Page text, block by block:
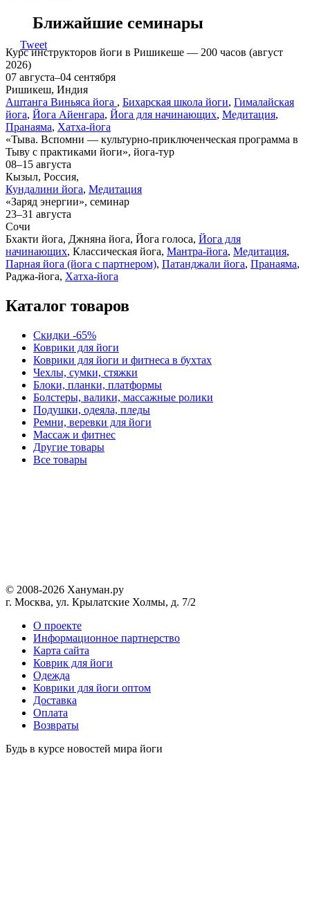
Tweet
Ближайшие семинары
Курс инструкторов йоги в Ришикеше — 200 часов (август
2026)
07 августа–04 сентября
Ришикеш, Индия
Аштанга Виньяса йога , Бихарская школа йоги, Гималайская
йога, Йога Айенгара, Йога для начинающих, Медитация,
Пранаяма, Хатха-йога
«Тыва. Вспомни — культурно-приключенческая программа в
Тыву с практиками йоги», йога-тур
08–15 августа
Кызыл, Россия,
Кундалини йога, Медитация
«Заряд энергии», семинар
23–31 августа
Сочи
Бхакти йога, Джняна йога, Йога голоса, Йога для
начинающих, Классическая йога, Мантра-йога, Медитация,
Парная йога (йога с партнером), Патанджали йога, Пранаяма,
Раджа-йога, Хатха-йога
Каталог товаров
Скидки -65%
Коврики для йоги
Коврики для йоги и фитнеса в бухтах
Чехлы, сумки, стяжки
Блоки, планки, платформы
Болстеры, валики, массажные ролики
Подушки, одеяла, пледы
Ремни, веревки для йоги
Массаж и фитнес
Другие товары
Все товары
© 2008-2026 Хануман.ру
г. Москва, ул. Крылатские Холмы, д. 7/2
O проекте
Информационное партнерство
Карта сайта
Коврик для йоги
Одежда
Коврики для йоги оптом
Доставка
Оплата
Возвраты
Будь в курсе новостей мира йоги